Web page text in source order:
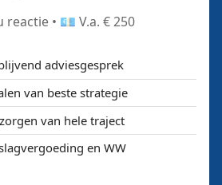
• 💶 V.a. € 250
adviesgesprek
van beste strategie
van hele traject
en WW